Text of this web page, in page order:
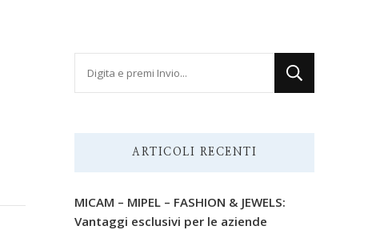
ARTICOLI RECENTI
MICAM – MIPEL – FASHION & JEWELS:
Vantaggi esclusivi per le aziende